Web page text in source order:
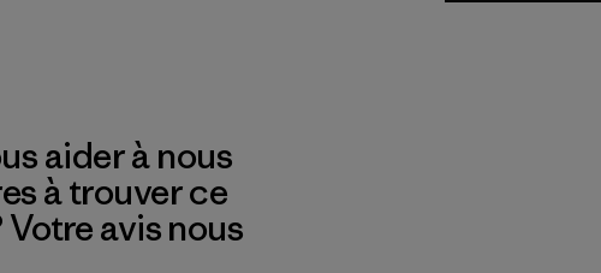
aider à nous
à trouver ce
avis nous